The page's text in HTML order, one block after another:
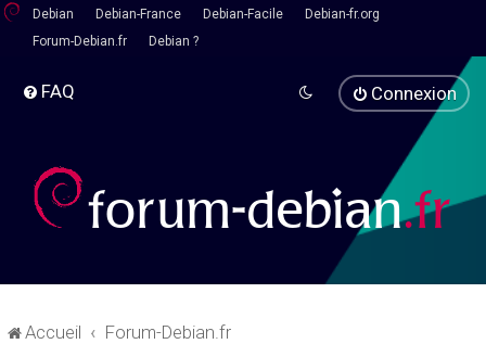
Debian Debian-France Debian-Facile
Debian-fr.org
Forum-Debian.fr
Debian ?
FAQ Connexion
Accueil Forum-Debian.fr